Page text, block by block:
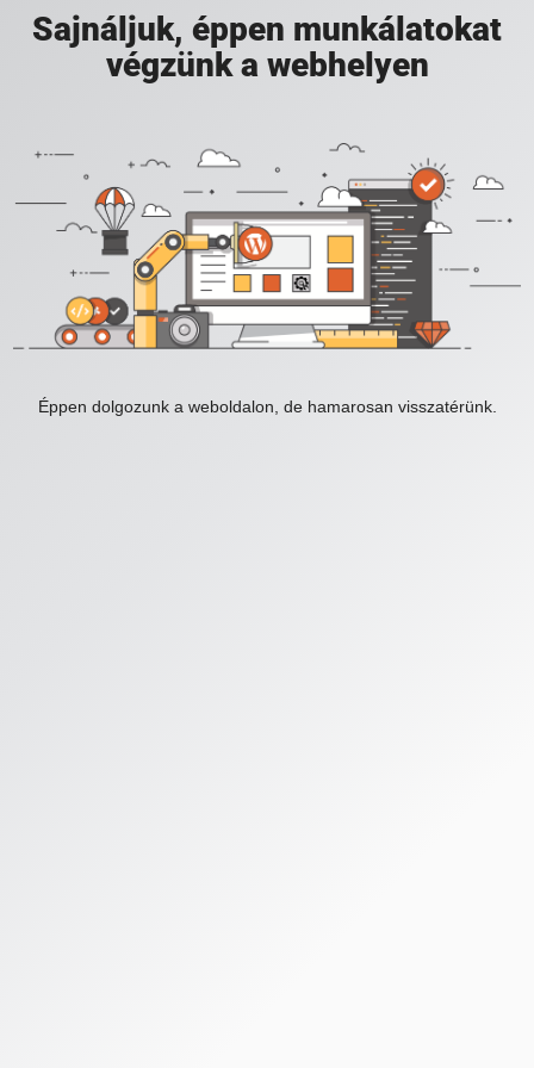
Sajnáljuk, éppen munkálatokat
végzünk a webhelyen
Éppen dolgozunk a weboldalon, de hamarosan visszatérünk.